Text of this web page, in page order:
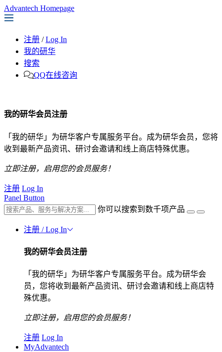
Advantech Homepage
注册 / Log In
我的研华
搜索
QQ在线咨询
我的研华会员注册
「我的研华」为研华客户专属服务平台。成为研华会员，您将
收到最新产品资讯、研讨会邀请和线上商店特殊优惠。
立即注册，启用您的会员服务！
注册 Log In
Panel Button
你可以搜索到数千项产品
注册 / Log In
我的研华会员注册
「我的研华」为研华客户专属服务平台。成为研华会
员，您将收到最新产品资讯、研讨会邀请和线上商店特
殊优惠。
立即注册，启用您的会员服务！
注册 Log In
MyAdvantech